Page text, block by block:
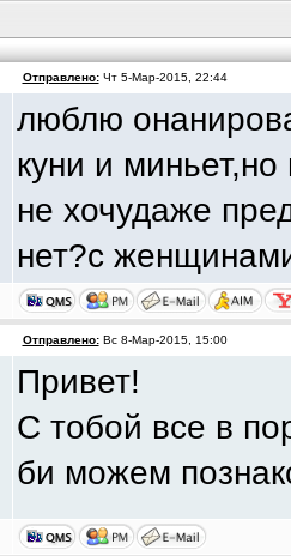
Отправлено:Чт 5-Мар-2015, 22:44
люблю
куни и
не хочудаже
нет?с
Отправлено:Вс 8-Мар-2015, 15:00
Привет!
С тобой все в
би можем